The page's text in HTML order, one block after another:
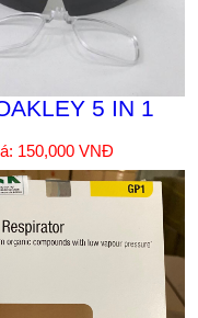
5 IN 1
150,000 VNĐ